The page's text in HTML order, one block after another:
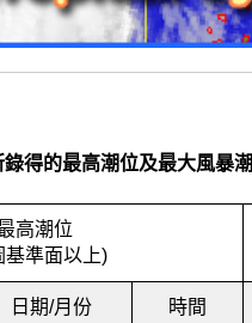
得的最高潮位及最大風暴潮
高潮位
基準面以上)
日期/月份 時間